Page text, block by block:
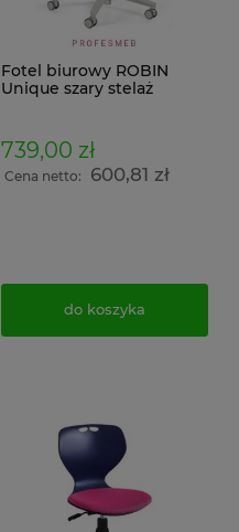
Fotel biurowy ROBIN
Unique szary stelaż
nachylenie oparcia
739,00 zł
Cena netto: 600,81 zł
do koszyka